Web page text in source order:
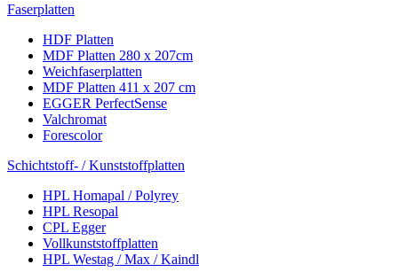
Faserplatten
HDF Platten
MDF Platten 280 x 207cm
Weichfaserplatten
MDF Platten 411 x 207 cm
EGGER PerfectSense
Valchromat
Forescolor
Schichtstoff- / Kunststoffplatten
HPL Homapal / Polyrey
HPL Resopal
CPL Egger
Vollkunststoffplatten
HPL Westag / Max / Kaindl